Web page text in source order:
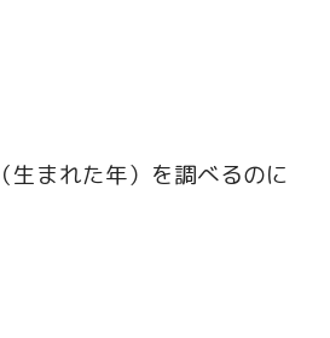
まれた年）を調べるのに